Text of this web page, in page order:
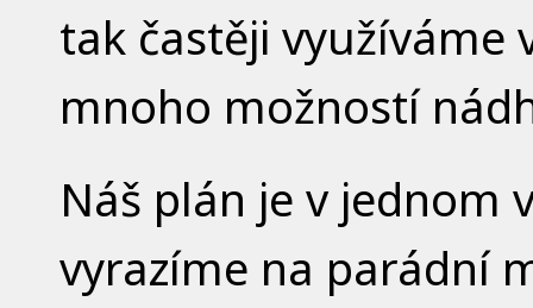
tak častěji využíváme
mnoho možností
Náš plán je v jednom
vyrazíme na parádní